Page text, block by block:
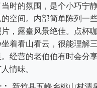
当时的氛围，是个小巧宁
空间。内部简单陈列一
，露臺风景绝佳。点杯
着看山看云，很能理解
经营的老伯伯有时会分
情味。